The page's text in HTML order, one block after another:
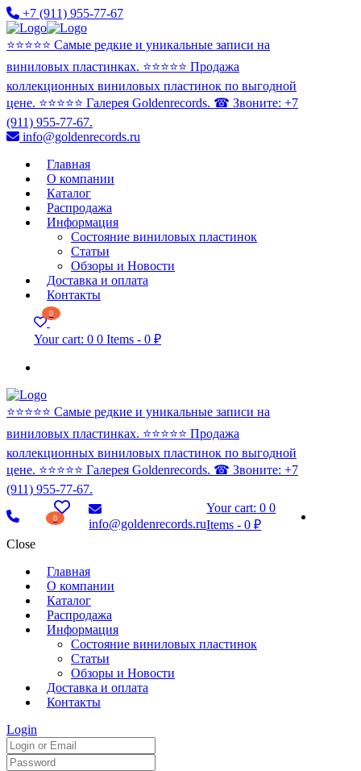
+7 (911) 955-77-67
⭐️⭐️⭐️⭐️⭐️ Самые редкие и уникальные записи на
виниловых пластинках. ⭐️⭐️⭐️⭐️⭐️ Продажа
коллекционных виниловых пластинок по выгодной
цене. ⭐️⭐️⭐️⭐️⭐️ Галерея Goldenrecords. ☎ Звоните: +7
(911) 955-77-67.
info@goldenrecords.ru
Главная
О компании
Каталог
Распродажа
Информация
Состояние виниловых пластинок
Статьи
Обзоры и Новости
Доставка и оплата
Контакты
0
Your cart: 0 0 Items - 0 ₽
⭐️⭐️⭐️⭐️⭐️ Самые редкие и уникальные записи на
виниловых пластинках. ⭐️⭐️⭐️⭐️⭐️ Продажа
коллекционных виниловых пластинок по выгодной
цене. ⭐️⭐️⭐️⭐️⭐️ Галерея Goldenrecords. ☎ Звоните: +7
(911) 955-77-67.
0 info@goldenrecords.ru
Your cart: 00
Items -0 ₽
Close
Главная
О компании
Каталог
Распродажа
Информация
Состояние виниловых пластинок
Статьи
Обзоры и Новости
Доставка и оплата
Контакты
Login